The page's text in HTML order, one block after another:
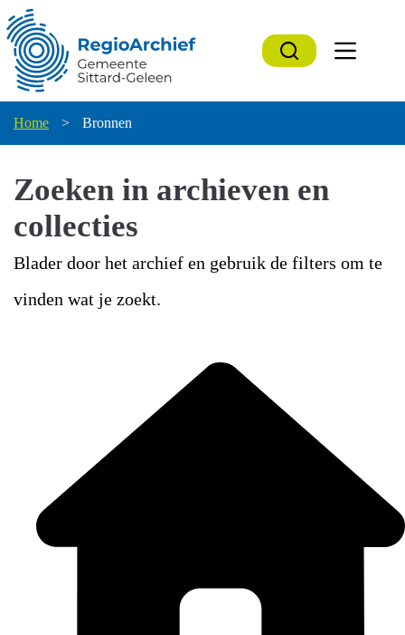
naar
de
inhoud
Home > Bronnen
Zoeken in archieven en
collecties
Blader door het archief en gebruik de filters om te
vinden wat je zoekt.